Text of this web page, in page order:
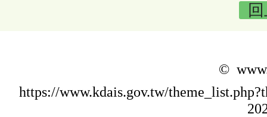
©
https://www.kdais.gov.tw/